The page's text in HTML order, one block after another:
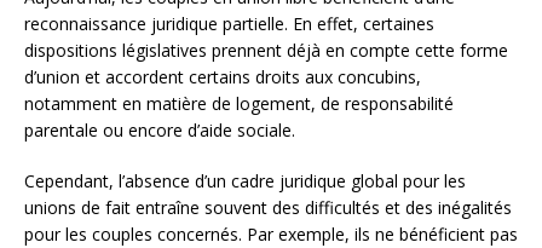
reconnaissance juridique partielle. En effet, certaines
dispositions législatives prennent déjà en compte cette forme
d’union et accordent certains droits aux concubins,
notamment en matière de logement, de responsabilité
parentale ou encore d’aide sociale.
Cependant, l’absence d’un cadre juridique global pour les
unions de fait entraîne souvent des difficultés et des inégalités
pour les couples concernés. Par exemple, ils ne bénéficient pas